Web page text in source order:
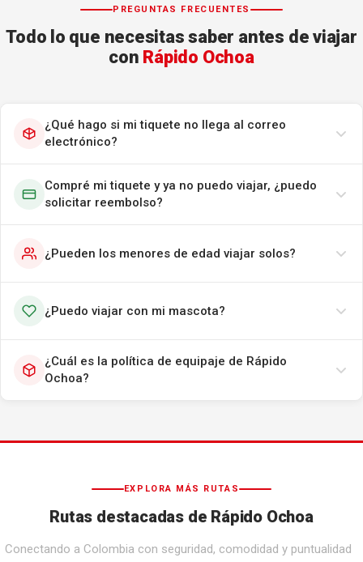
PREGUNTAS FRECUENTES
Todo lo que necesitas saber antes de viajar
con Rápido Ochoa
¿Qué hago si mi tiquete no llega al correo
electrónico?
Compré mi tiquete y ya no puedo viajar, ¿puedo
solicitar reembolso?
¿Pueden los menores de edad viajar solos?
¿Puedo viajar con mi mascota?
¿Cuál es la política de equipaje de Rápido
Ochoa?
EXPLORA MÁS RUTAS
Rutas destacadas de Rápido Ochoa
Conectando a Colombia con seguridad, comodidad y puntualidad